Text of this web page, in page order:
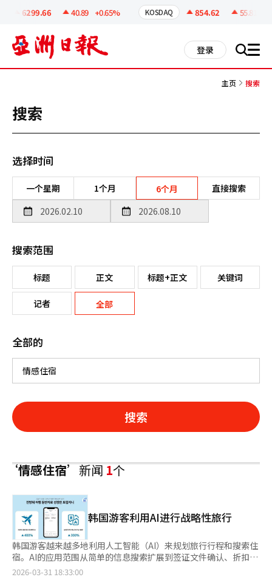
6299.66 40.89 +0.65% KOSDAQ 854.62 55.81
登录 搜 all
主页 搜索
搜索
选择时间
一个星期 1个月 6个月 直接搜索
搜索范围
标题 正文 标题+正文 关键词
记者 全部
全部的
搜索
‘情感住宿’新闻1个
韩国游客利用AI进行战略性旅行
韩国游客越来越多地利用人工智能（AI）来规划旅行行程和搜索住
宿。AI的应用范围从简单的信息搜索扩展到签证文件确认、折扣优
惠和特定景观的住宿搜索。根据Trip.com在TripGenie推出三周年
2026-03-31 18:33:00
页